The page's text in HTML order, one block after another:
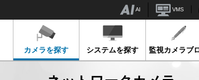
AI VMS
カメラを探す システムを探す 監視カメラブ